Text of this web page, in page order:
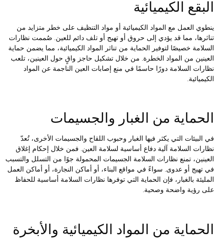
الكيميائية
العمل مع المواد الكيميائية أو مواد التنظيف على خطر متزايد من
مما قد يؤدي إلى حروق أو تهيج أو تلف دائم للعين. صُممت نظارات
خصيصًا لتوفير الحماية من تناثر المواد الكيميائية، مما يضمن حماية
من المواد الخطرة. من خلال تشكيل حاجز واقٍ حول العينين، تلعب
السلامة دورًا حاسمًا في منع إصابات العين الناجمة عن المواد
من الغبار والجسيمات
البيئات التي يكثر فيها الغبار وحبوب اللقاح والجسيمات الأخرى، تُعدّ
السلامة آلية دفاع أساسية لسلامة العين. فمن خلال إحكام إغلاق
تمنع نظارات السلامة الجسيمات المحمولة جوًا من التسلل والتسبب
تهيج أو عدوى. سواءً في مواقع البناء، أو أماكن النجارة، أو أماكن العمل
بالغبار، فإن الحماية التي توفرها نظارات السلامة أساسية للحفاظ
رؤية واضحة وصحية.
من المواد الكيميائية والأبخرة